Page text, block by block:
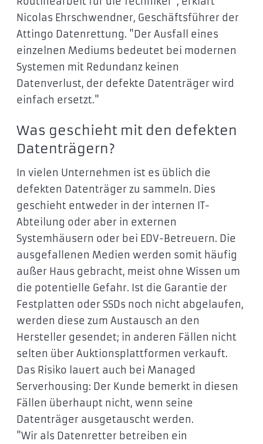
Nicolas Ehrschwendner, Geschäftsführer der
Attingo Datenrettung. "Der Ausfall eines
einzelnen Mediums bedeutet bei modernen
Systemen mit Redundanz keinen
Datenverlust, der defekte Datenträger wird
einfach ersetzt."
Was geschieht mit den defekten
Datenträgern?
In vielen Unternehmen ist es üblich die
defekten Datenträger zu sammeln. Dies
geschieht entweder in der internen IT-
Abteilung oder aber in externen
Systemhäusern oder bei EDV-Betreuern. Die
ausgefallenen Medien werden somit häufig
außer Haus gebracht, meist ohne Wissen um
die potentielle Gefahr. Ist die Garantie der
Festplatten oder SSDs noch nicht abgelaufen,
werden diese zum Austausch an den
Hersteller gesendet; in anderen Fällen nicht
selten über Auktionsplattformen verkauft.
Das Risiko lauert auch bei Managed
Serverhousing: Der Kunde bemerkt in diesen
Fällen überhaupt nicht, wenn seine
Datenträger ausgetauscht werden.
"Wir als Datenretter betreiben ein